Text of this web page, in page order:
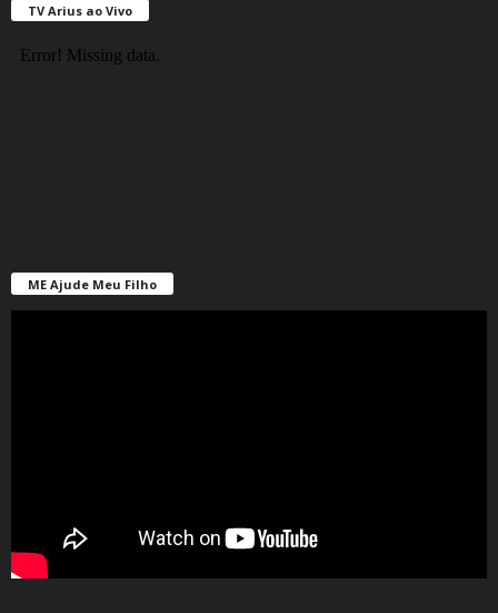
TV Arius ao Vivo
ME Ajude Meu Filho